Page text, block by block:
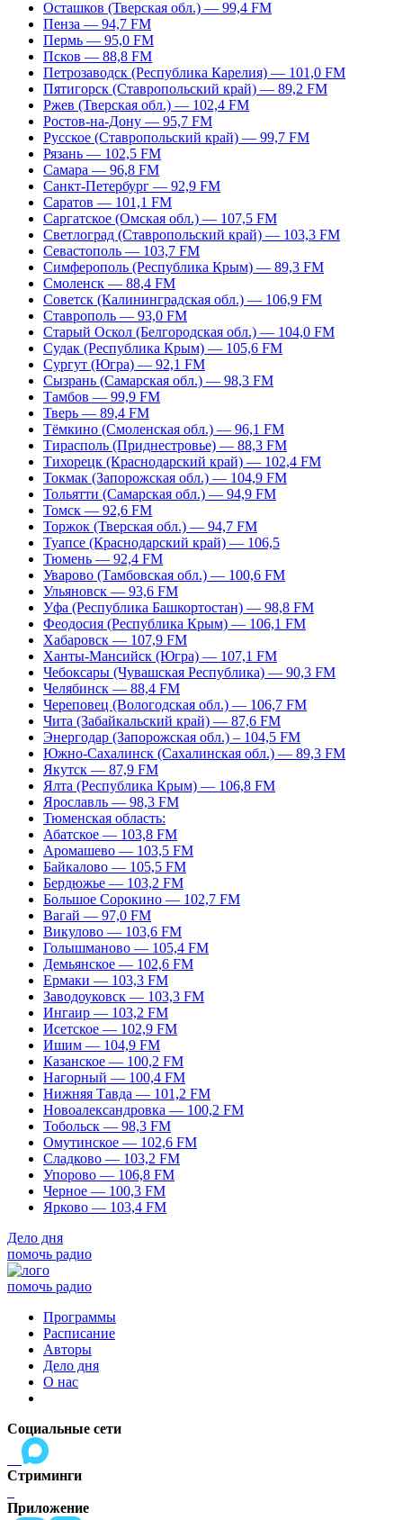
Осташков (Тверская обл.) — 99,4 FM
Пенза — 94,7 FM
Пермь — 95,0 FM
Псков — 88,8 FM
Петрозаводск (Республика Карелия) — 101,0 FM
Пятигорск (Ставропольский край) — 89,2 FM
Ржев (Тверская обл.) — 102,4 FM
Ростов-на-Дону — 95,7 FM
Русское (Ставропольский край) — 99,7 FM
Рязань — 102,5 FM
Самара — 96,8 FM
Санкт-Петербург — 92,9 FM
Саратов — 101,1 FM
Саргатское (Омская обл.) — 107,5 FM
Светлоград (Ставропольский край) — 103,3 FM
Севастополь — 103,7 FM
Симферополь (Республика Крым) — 89,3 FM
Смоленск — 88,4 FM
Советск (Калининградская обл.) — 106,9 FM
Ставрополь — 93,0 FM
Старый Оскол (Белгородская обл.) — 104,0 FM
Судак (Республика Крым) — 105,6 FM
Сургут (Югра) — 92,1 FM
Сызрань (Самарская обл.) — 98,3 FM
Тамбов — 99,9 FM
Тверь — 89,4 FM
Тёмкино (Смоленская обл.) — 96,1 FM
Тирасполь (Приднестровье) — 88,3 FM
Тихорецк (Краснодарский край) — 102,4 FM
Токмак (Запорожская обл.) — 104,9 FM
Тольятти (Самарская обл.) — 94,9 FM
Томск — 92,6 FM
Торжок (Тверская обл.) — 94,7 FM
Туапсе (Краснодарский край) — 106,5
Тюмень — 92,4 FM
Уварово (Тамбовская обл.) — 100,6 FM
Ульяновск — 93,6 FM
Уфа (Республика Башкортостан) — 98,8 FM
Феодосия (Республика Крым) — 106,1 FM
Хабаровск — 107,9 FM
Ханты-Мансийск (Югра) — 107,1 FM
Чебоксары (Чувашская Республика) — 90,3 FM
Челябинск — 88,4 FM
Череповец (Вологодская обл.) — 106,7 FM
Чита (Забайкальский край) — 87,6 FM
Энергодар (Запорожская обл.) – 104,5 FM
Южно-Сахалинск (Сахалинская обл.) — 89,3 FM
Якутск — 87,9 FM
Ялта (Республика Крым) — 106,8 FM
Ярославль — 98,3 FM
Тюменская область:
Абатское — 103,8 FM
Аромашево — 103,5 FM
Байкалово — 105,5 FM
Бердюжье — 103,2 FM
Большое Сорокино — 102,7 FM
Вагай — 97,0 FM
Викулово — 103,6 FM
Голышманово — 105,4 FM
Демьянское — 102,6 FM
Ермаки — 103,3 FM
Заводоуковск — 103,3 FM
Ингаир — 103,2 FM
Исетское — 102,9 FM
Ишим — 104,9 FM
Казанское — 100,2 FM
Нагорный — 100,4 FM
Нижняя Тавда — 101,2 FM
Новоалександровка — 100,2 FM
Тобольск — 98,3 FM
Омутинское — 102,6 FM
Сладково — 103,2 FM
Упорово — 106,8 FM
Черное — 100,3 FM
Ярково — 103,4 FM
Дело дня
помочь радио
помочь радио
Программы
Расписание
Авторы
Дело дня
О нас
Социальные сети
Стриминги
Приложение